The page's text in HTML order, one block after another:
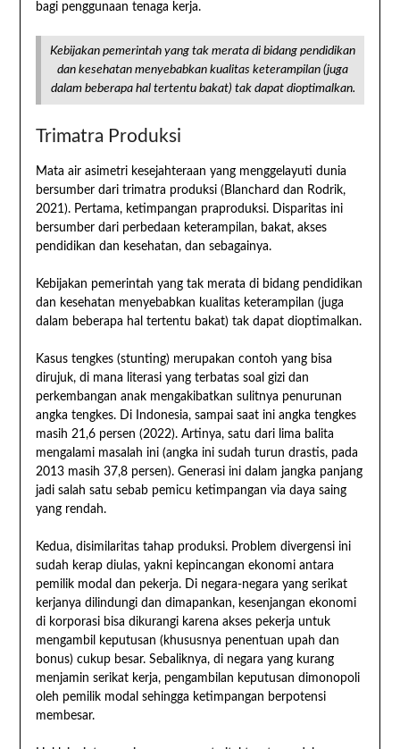
bagi penggunaan tenaga kerja.
Kebijakan pemerintah yang tak merata di bidang pendidikan
dan kesehatan menyebabkan kualitas keterampilan (juga
dalam beberapa hal tertentu bakat) tak dapat dioptimalkan.
Trimatra Produksi
Mata air asimetri kesejahteraan yang menggelayuti dunia
bersumber dari trimatra produksi (Blanchard dan Rodrik,
2021). Pertama, ketimpangan praproduksi. Disparitas ini
bersumber dari perbedaan keterampilan, bakat, akses
pendidikan dan kesehatan, dan sebagainya.
Kebijakan pemerintah yang tak merata di bidang pendidikan
dan kesehatan menyebabkan kualitas keterampilan (juga
dalam beberapa hal tertentu bakat) tak dapat dioptimalkan.
Kasus tengkes (stunting) merupakan contoh yang bisa
dirujuk, di mana literasi yang terbatas soal gizi dan
perkembangan anak mengakibatkan sulitnya penurunan
angka tengkes. Di Indonesia, sampai saat ini angka tengkes
masih 21,6 persen (2022). Artinya, satu dari lima balita
mengalami masalah ini (angka ini sudah turun drastis, pada
2013 masih 37,8 persen). Generasi ini dalam jangka panjang
jadi salah satu sebab pemicu ketimpangan via daya saing
yang rendah.
Kedua, disimilaritas tahap produksi. Problem divergensi ini
sudah kerap diulas, yakni kepincangan ekonomi antara
pemilik modal dan pekerja. Di negara-negara yang serikat
kerjanya dilindungi dan dimapankan, kesenjangan ekonomi
di korporasi bisa dikurangi karena akses pekerja untuk
mengambil keputusan (khususnya penentuan upah dan
bonus) cukup besar. Sebaliknya, di negara yang kurang
menjamin serikat kerja, pengambilan keputusan dimonopoli
oleh pemilik modal sehingga ketimpangan berpotensi
membesar.